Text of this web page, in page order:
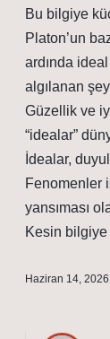
Bu bilgiye
Platon’un
ardında
algılanan
Güzellik ve
“idealar”
İdealar,
Fenomenler
yansıması
Kesin bilgiye
Haziran 14, 2026